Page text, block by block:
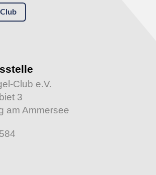
Club e.V.
3
am Ammersee